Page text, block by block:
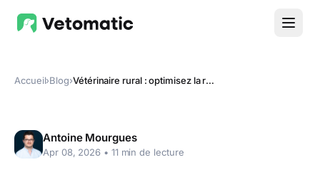
Accueil›Blog› Vétérinaire rural : optimisez la rédaction de vos comptes rendus et gagnez du temps
Antoine Mourgues
Apr 08, 2026 • 11 min de lecture